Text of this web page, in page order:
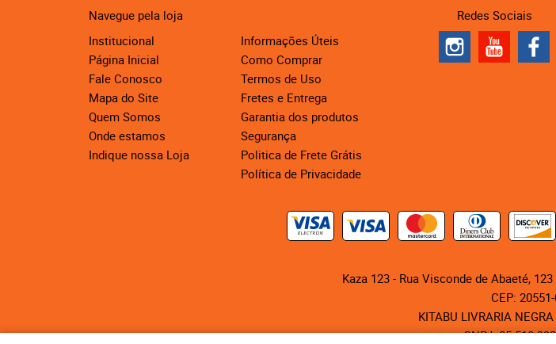
Navegue pela loja
Institucional
Página Inicial
Fale Conosco
Mapa do Site
Quem Somos
Onde estamos
Indique nossa Loja
Informações Úteis
Como Comprar
Termos de Uso
Fretes e Entrega
Garantia dos produtos
Segurança
Politica de Frete Grátis
Política de Privacidade
Redes Sociais
Kaza 123 - Rua Visconde de Abaeté, 123
CEP:
KITABU LIVRARIA
CNPJ: